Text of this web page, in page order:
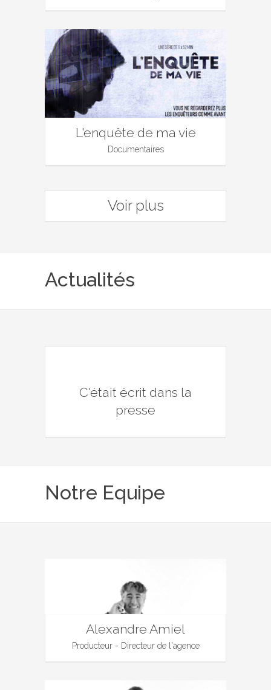
L'enquête de ma vie
Documentaires
Voir plus
Actualités
C'était écrit dans la
presse
Notre Equipe
Alexandre Amiel
Producteur - Directeur de l'agence